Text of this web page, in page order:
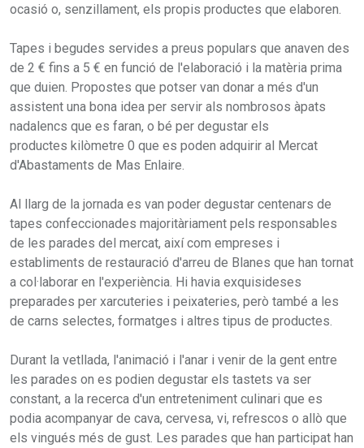
ocasió o, senzillament, els propis productes que elaboren.
Tapes i begudes servides a preus populars que anaven des
de 2 € fins a 5 € en funció de l'elaboració i la matèria prima
que duien. Propostes que potser van donar a més d'un
assistent una bona idea per servir als nombrosos àpats
nadalencs que es faran, o bé per degustar els
productes kilòmetre 0 que es poden adquirir al Mercat
d'Abastaments de Mas Enlaire.
Al llarg de la jornada es van poder degustar centenars de
tapes confeccionades majoritàriament pels responsables
de les parades del mercat, així com empreses i
establiments de restauració d'arreu de Blanes que han tornat
a col·laborar en l'experiència. Hi havia exquisideses
preparades per xarcuteries i peixateries, però també a les
de carns selectes, formatges i altres tipus de productes.
Durant la vetllada, l'animació i l'anar i venir de la gent entre
les parades on es podien degustar els tastets va ser
constant, a la recerca d'un entreteniment culinari que es
podia acompanyar de cava, cervesa, vi, refrescos o allò que
els vingués més de gust. Les parades que han participat han